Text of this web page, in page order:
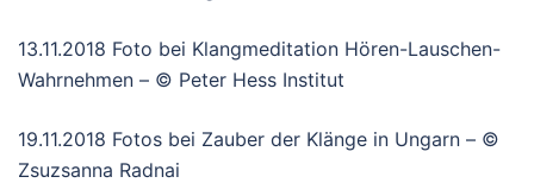
13.11.2018 Foto bei Klangmeditation Hören-Lauschen-
Wahrnehmen – © Peter Hess Institut
19.11.2018 Fotos bei Zauber der Klänge in Ungarn – ©
Zsuzsanna Radnai